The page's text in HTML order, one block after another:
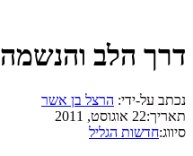
דרך הלב והנשמה
נכתב על-ידי: הרצל בן אשר
תאריך:22 אוגוסט, 2011
סיווג:חדשות הגליל